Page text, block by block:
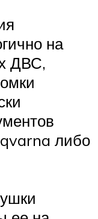
на
ДВС,
либо